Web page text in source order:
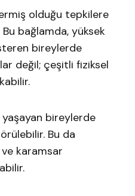
olduğu tepkilere
bağlamda, yüksek
bireylerde
değil; çeşitli fiziksel
yaşayan bireylerde
Bu da
ve karamsar